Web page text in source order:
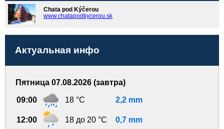
Chata pod Kýčerou
www.chatapodkycerou.sk
Актуальная инфо
Пятница 07.08.2026 (завтра)
09:00 18 °C 2,2 mm
12:00 18 до 20 °C 0,7 mm